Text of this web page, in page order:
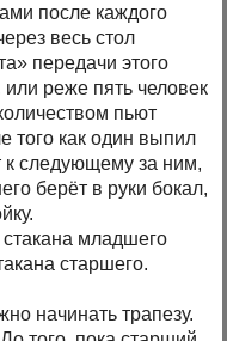
после каждого
весь стол
передачи этого
реже пять человек
пьют
того как один выпил
к следующему за ним,
берёт в руки бокал,
младшего
старшего.
начинать трапезу.